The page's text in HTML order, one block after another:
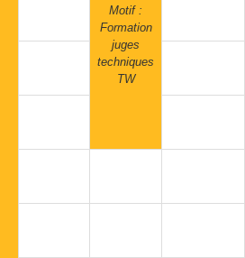
Motif :
Formation
juges
techniques
TW